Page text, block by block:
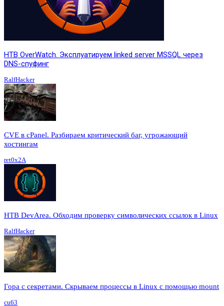
HTB OverWatch. Эксплуатируем linked server MSSQL через
DNS-спуфинг
RalfHacker
CVE в cPanel. Разбираем критический баг, угрожающий
хостингам
ret0x2A
HTB DevArea. Обходим проверку символических ссылок в Linux
RalfHacker
Гора с секретами. Скрываем процессы в Linux c помощью mount
cu63